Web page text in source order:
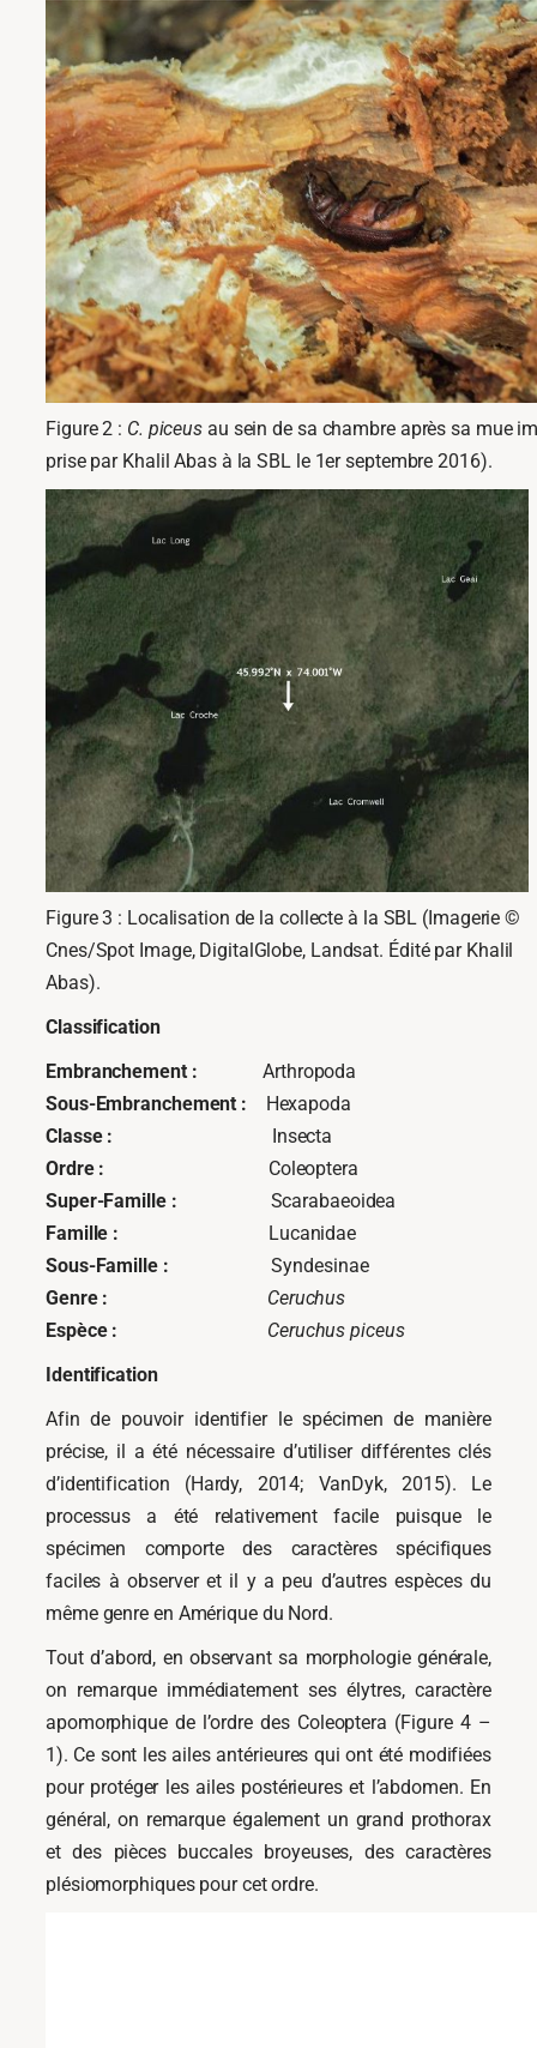
Figure 2 : C. piceus au sein de sa chambre après sa mue
prise par Khalil Abas à la SBL le 1er septembre 2016).
Figure 3 : Localisation de la collecte à la SBL (Imagerie ©
Cnes/Spot Image, DigitalGlobe, Landsat. Édité par Khalil
Abas).
Classification
Embranchement :
Arthropoda
Sous-Embranchement :
Hexapoda
Classe :
Insecta
Ordre :
Coleoptera
Super-Famille :
Scarabaeoidea
Famille :
Lucanidae
Sous-Famille :
Syndesinae
Genre :
Ceruchus
Espèce :
Ceruchus piceus
Identification
Afin de pouvoir identifier le spécimen de manière
précise, il a été nécessaire d’utiliser différentes clés
d’identification (Hardy, 2014; VanDyk, 2015). Le
processus a été relativement facile puisque le
spécimen comporte des caractères spécifiques
faciles à observer et il y a peu d’autres espèces du
même genre en Amérique du Nord.
Tout d’abord, en observant sa morphologie générale,
on remarque immédiatement ses élytres, caractère
apomorphique de l’ordre des Coleoptera (Figure 4 –
1). Ce sont les ailes antérieures qui ont été modifiées
pour protéger les ailes postérieures et l’abdomen. En
général, on remarque également un grand prothorax
et des pièces buccales broyeuses, des caractères
plésiomorphiques pour cet ordre.